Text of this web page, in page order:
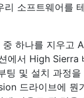
리 소프트웨어를
하나를 지우고
에서 High Sierra
팅 및 설치 과정을
드라이브에 뭔